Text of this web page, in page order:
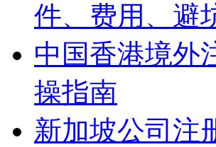
件、费用、避
中国香港境外
操指南
新加坡公司注